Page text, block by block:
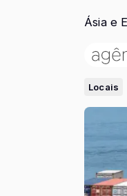
Ásia e
Locais